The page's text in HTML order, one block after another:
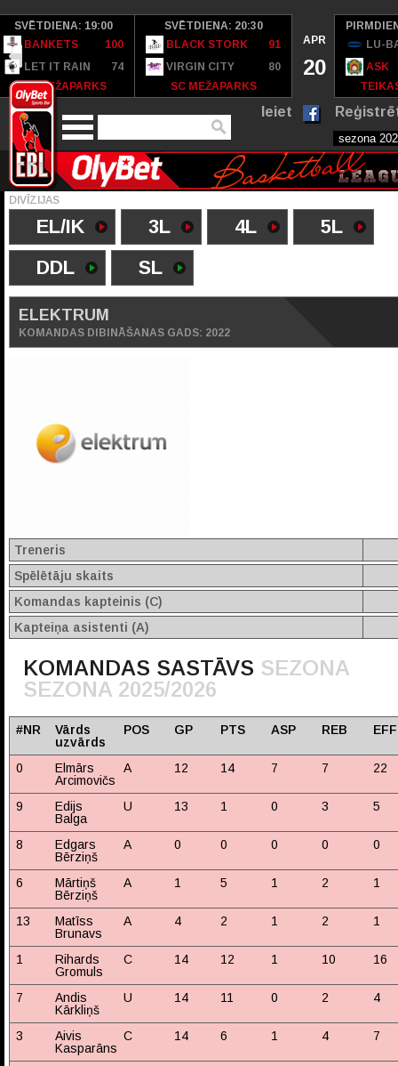
SVĒTDIENA: 19:00
BANKETS
100
LET IT RAIN
74
SC MEŽAPARKS
SVĒTDIENA: 20:30
BLACK STORK
91
VIRGIN CITY
80
SC MEŽAPARKS
APR
20
LU-
ASK
Ieiet
DIVĪZIJAS
EL/IK 3L 4L
5L
DDL
SL
ELEKTRUM
KOMANDAS DIBINĀŠANAS GADS: 2022
Treneris
Spēlētāju skaits
Komandas kapteinis (C)
Kapteiņa asistenti (A)
KOMANDAS SASTĀVS SEZONA
SEZONA 2025/2026
#NR
Vārds
uzvārds
POS GP PTS ASP REB EFF
0
Elmārs
Arcimovičs
A 12 14 7 7 22
9
Edijs
Balga
U 13 1 0 3 5
8
Edgars
Bērziņš
A 0 0 0 0 0
6
Mārtiņš
Bērziņš
A 1 5 1 2 1
13
Matīss
Brunavs
A 4 2 1 2 1
1
Rihards
Gromuls
C 14 12 1 10 16
7
Andis
Kārkliņš
U 14 11 0 2 4
3
Aivis
Kasparāns
C 14 6 1 4 7